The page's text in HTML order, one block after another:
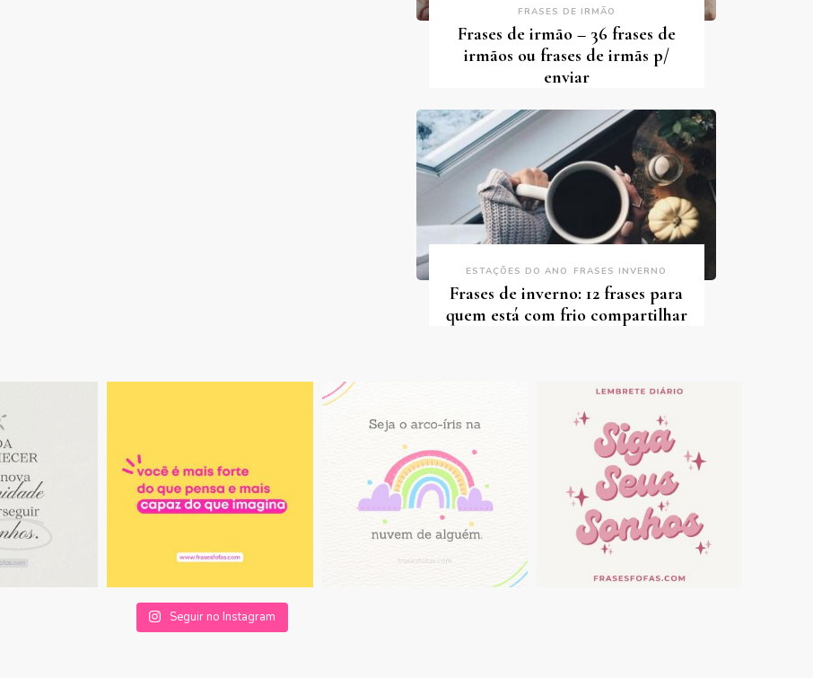
FRASES DE IRMÃO
Frases de irmão – 36 frases de
irmãos ou frases de irmãs p/
enviar
ESTAÇÕES DO ANO FRASES INVERNO
Frases de inverno: 12 frases para
quem está com frio compartilhar
Seguir no Instagram